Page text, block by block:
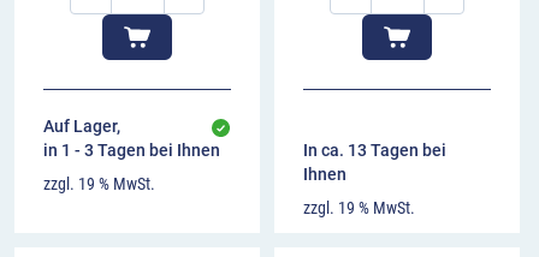
Auf Lager,
in 1 - 3 Tagen bei Ihnen
zzgl. 19 % MwSt.
In ca. 13 Tagen bei
Ihnen
zzgl. 19 % MwSt.